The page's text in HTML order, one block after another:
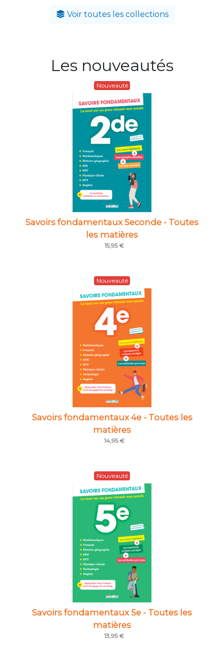
Voir toutes les collections
Les nouveautés
Nouveauté
Savoirs fondamentaux Seconde - Toutes
les matières
15,95 €
Nouveauté
Savoirs fondamentaux 4e - Toutes les
matières
14,95 €
Nouveauté
Savoirs fondamentaux 5e - Toutes les
matières
13,95 €